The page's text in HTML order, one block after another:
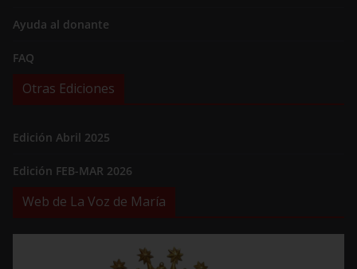
Ayuda al donante
FAQ
Otras Ediciones
Edición Abril 2025
Edición FEB-MAR 2026
Web de La Voz de María